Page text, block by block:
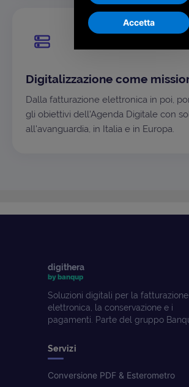
Digitalizzazione come
Dalla fatturazione elettronica in poi,
gli obiettivi dell'Agenda Digitale con
all'avanguardia, in Italia e in Europa.
digithera
by banqup
Soluzioni digitali per la fatturazione
elettronica, la conservazione e i
pagamenti. Parte del gruppo
Servizi
Conversione PDF & Esterometro
Accetta